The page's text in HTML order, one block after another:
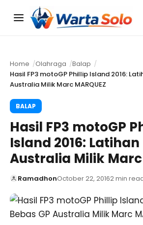
Menu
Home Olahraga
Balap
Hasil FP3 motoGP Phillip Island 2016:
Australia Milik Marc MARQUEZ
BALAP
Hasil FP3 motoGP
Island 2016: Latihan
Australia Milik Marc
RamadhonOctober 22, 20162 min